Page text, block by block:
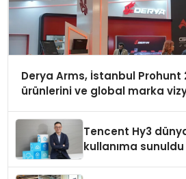
Derya Arms, İstanbul Prohunt
ürünlerini ve global marka
Tencent Hy3
kullanıma sunuldu